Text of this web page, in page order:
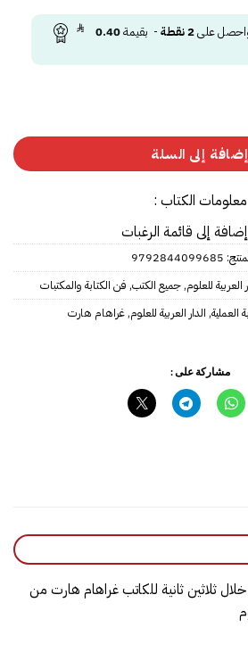
واحصل على2نقطة- بقيمة0.40
إضافة إلى السلة
معلومات الكتاب :
إضافة إلى قائمة الرغبات
9792844099685
العربية للعلوم,جميع الكتب, فن الكتابة والمكتبات
العملية, الدار العربية للعلوم,غراهام هارت
مشاركة على :
ثلاثين ثانية للكاتب غراهام هارت من